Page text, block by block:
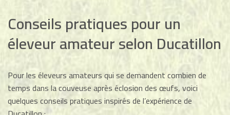
Conseils pratiques pour un
éleveur amateur selon Ducatillon
Pour les éleveurs amateurs qui se demandent combien de
temps dans la couveuse après éclosion des œufs, voici
quelques conseils pratiques inspirés de l’expérience de